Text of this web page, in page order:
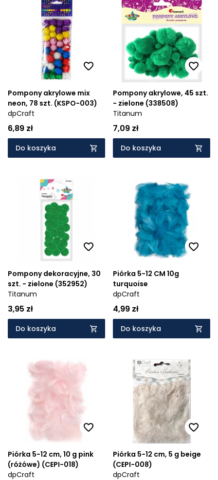
Pompony akrylowe mix
neon, 78 szt. (KSPO-003)
dpCraft
6,89 zł
Do koszyka
Pompony akrylowe, 45 szt.
- zielone (338508)
Titanum
7,09 zł
Do koszyka
Pompony dekoracyjne, 30
szt. - zielone (352952)
Titanum
3,95 zł
Do koszyka
Piórka 5-12 CM 10g
turquoise
dpCraft
4,99 zł
Do koszyka
Piórka 5-12 cm, 10 g pink
(różówe) (CEPI-018)
dpCraft
Piórka 5-12 cm, 5 g beige
(CEPI-008)
dpCraft